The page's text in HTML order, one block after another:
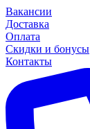
Вакансии
Доставка
Оплата
Скидки и бонусы
Контакты